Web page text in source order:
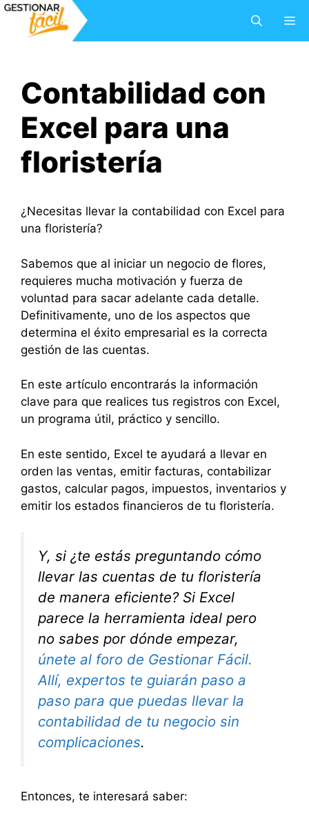
Saltar
Contabilidad con
Excel para una
floristería
¿Necesitas llevar la contabilidad con Excel para
una floristería?
Sabemos que al iniciar un negocio de flores,
requieres mucha motivación y fuerza de
voluntad para sacar adelante cada detalle.
Definitivamente, uno de los aspectos que
determina el éxito empresarial es la correcta
gestión de las cuentas.
En este artículo encontrarás la información
clave para que realices tus registros con Excel,
un programa útil, práctico y sencillo.
En este sentido, Excel te ayudará a llevar en
orden las ventas, emitir facturas, contabilizar
gastos, calcular pagos, impuestos, inventarios y
emitir los estados financieros de tu floristería.
Y, si ¿te estás preguntando cómo
llevar las cuentas de tu floristería
de manera eficiente? Si Excel
parece la herramienta ideal pero
no sabes por dónde empezar,
únete al foro de Gestionar Fácil.
Allí, expertos te guiarán paso a
paso para que puedas llevar la
contabilidad de tu negocio sin
complicaciones.
Entonces, te interesará saber: